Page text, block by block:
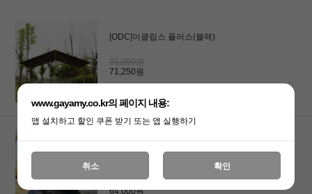
[ODC]이클립스 플러스(블랙)
81,000원
71,250원
[ODC]Room2(룸2)
64,000원
64,000원
www.gayamy.co.kr의 페이지 내용:
앱 설치하고 할인 쿠폰 받기 또는 앱 실행하기
취소 확인